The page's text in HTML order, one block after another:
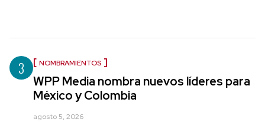
3 NOMBRAMIENTOS
WPP Media nombra nuevos líderes para
México y Colombia
agosto 5, 2026